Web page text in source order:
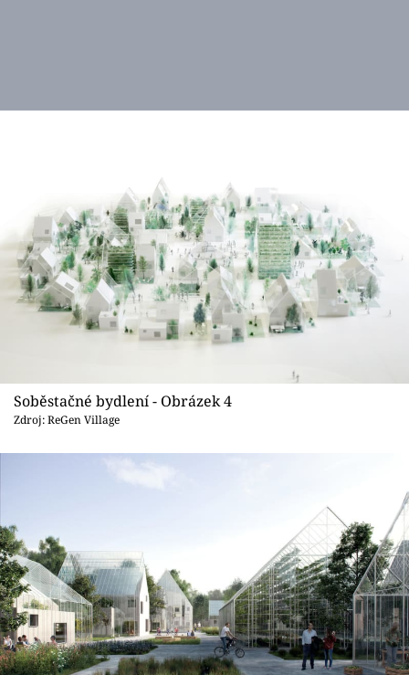
Soběstačné bydlení - Obrázek 4
Zdroj: ReGen Village